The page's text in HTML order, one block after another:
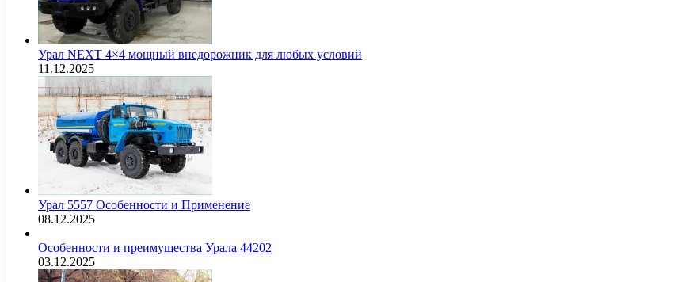
Урал NEXT 4×4 мощный внедорожник для любых условий
11.12.2025
Урал 5557 Особенности и Применение
08.12.2025
Особенности и преимущества Урала 44202
03.12.2025